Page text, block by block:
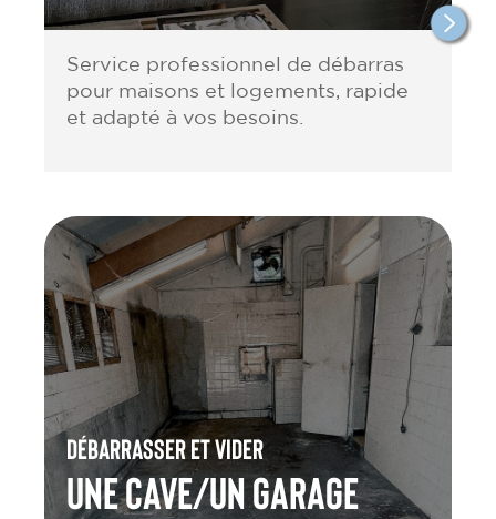
Service professionnel de débarras
pour maisons et logements, rapide
et adapté à vos besoins.
Débarrasser et vider
une cave/un garage